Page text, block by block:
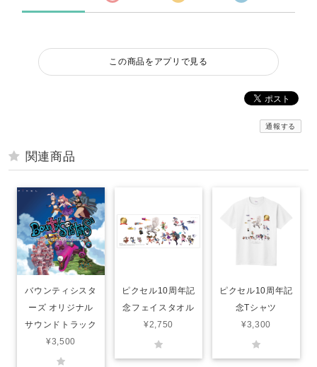
この商品をアプリで見る
通報する
関連商品
バウンティシスタ
ーズ オリジナル
サウンドトラック
¥3,500
ピクセル10周年記
念フェイスタオル
¥2,750
ピクセル10周年記
念Tシャツ
¥3,300